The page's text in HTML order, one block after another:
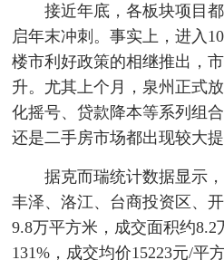
接近年底，各板块项目
启年末冲刺。事实上，进入
楼市利好政策的相继推出，
升。尤其上个月，泉州正式
化摇号、贷款降本等系列组
还是二手房市场都出现较大提
据克而瑞统计数据显示
丰泽、洛江、台商投资区、
9.8万平方米，成交面积约
131%，成交均价15223元/平